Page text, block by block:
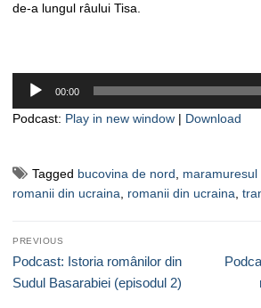
de-a lungul râului Tisa.
Player
audio
00:00
Podcast: Play in new window | Download
Tagged bucovina de nord maramuresul
romanii din ucraina
romanii din ucraina
Navigare
în
articole
PREVIOUS
Previous
post:
Podcast: Istoria românilor din
Sudul Basarabiei (episodul 2)
Next